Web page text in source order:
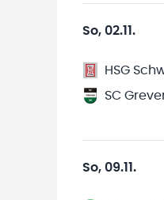
So, 02.11.
HSG
SC
So, 09.11.